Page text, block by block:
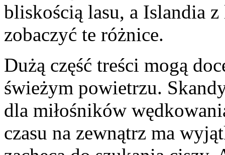
bliskością lasu, a Islandia
zobaczyć te różnice.
Dużą część treści mogą
świeżym powietrzu.
dla miłośników
czasu na zewnątrz ma